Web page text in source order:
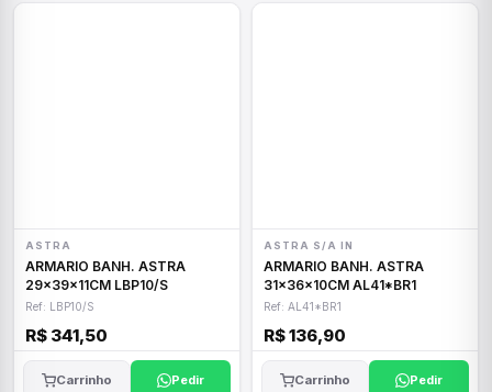
ASTRA
ARMARIO BANH. ASTRA
29x39x11CM LBP10/S
Ref: LBP10/S
R$ 341,50
Carrinho Pedir
ASTRA S/A IN
ARMARIO BANH. ASTRA
31x36x10CM AL41*BR1
Ref: AL41*BR1
R$ 136,90
Carrinho Pedir